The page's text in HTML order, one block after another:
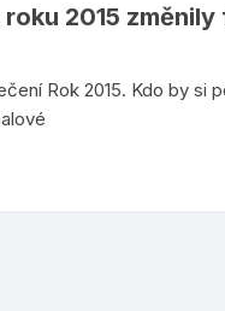
2015
Rok 2015. Kdo by si